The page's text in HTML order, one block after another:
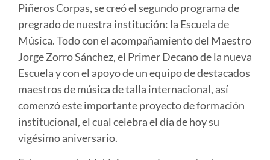
Piñeros Corpas, se creó el segundo programa de
pregrado de nuestra institución: la Escuela de
Música. Todo con el acompañamiento del Maestro
Jorge Zorro Sánchez, el Primer Decano de la nueva
Escuela y con el apoyo de un equipo de destacados
maestros de música de talla internacional, así
comenzó este importante proyecto de formación
institucional, el cual celebra el día de hoy su
vigésimo aniversario.